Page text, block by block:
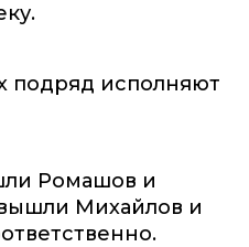
подряд исполняют
Ромашов и
Михайлов и